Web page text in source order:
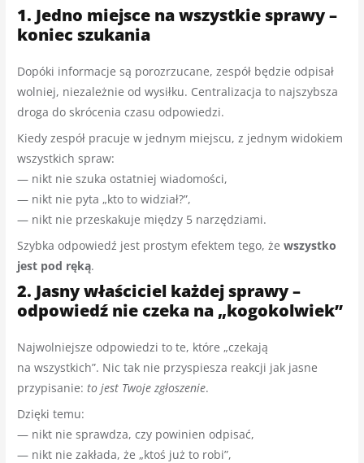
1. Jedno miejsce na wszystkie sprawy –
koniec szukania
Dopóki informacje są porozrzucane, zespół będzie odpisał
wolniej, niezależnie od wysiłku. Centralizacja to najszybsza
droga do skrócenia czasu odpowiedzi.
Kiedy zespół pracuje w jednym miejscu, z jednym widokiem
wszystkich spraw:
— nikt nie szuka ostatniej wiadomości,
— nikt nie pyta „kto to widział?”,
— nikt nie przeskakuje między 5 narzędziami.
Szybka odpowiedź jest prostym efektem tego, żewszystko
jest pod ręką.
2. Jasny właściciel każdej sprawy –
odpowiedź nie czeka na „kogokolwiek”
Najwolniejsze odpowiedzi to te, które „czekają
na wszystkich”. Nic tak nie przyspiesza reakcji jak jasne
przypisanie:to jest Twoje zgłoszenie.
Dzięki temu:
— nikt nie sprawdza, czy powinien odpisać,
— nikt nie zakłada, że „ktoś już to robi”,